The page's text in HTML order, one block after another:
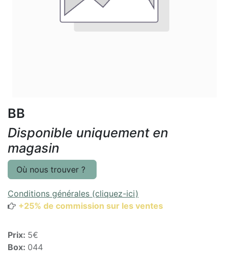
BB
Disponible uniquement en
magasin
Où nous trouver ?
Conditions générales (cliquez-ici)
+25% de commission sur les ventes
Prix: 5€
Box: 044